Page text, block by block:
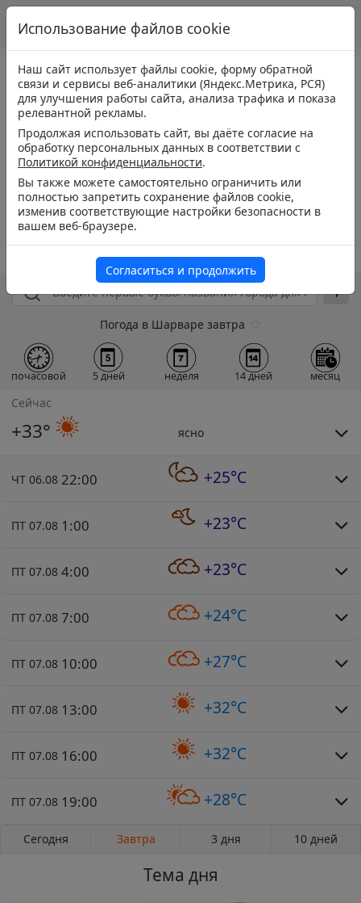
Погода в Шарваре завтра
почасовой 5 дней неделя 14 дней месяц
Сейчас
+33° ясно
ЧТ 06.08 22:00 +25°C
ПТ 07.08 1:00 +23°C
ПТ 07.08 4:00 +23°C
ПТ 07.08 7:00 +24°C
ПТ 07.08 10:00 +27°C
ПТ 07.08 13:00 +32°C
ПТ 07.08 16:00 +32°C
ПТ 07.08 19:00 +28°C
Сегодня Завтра 3 дня 10 дней
Тема дня
Использование файлов cookie
Наш сайт использует файлы cookie, форму обратной
связи и сервисы веб-аналитики (Яндекс.Метрика, РСЯ)
для улучшения работы сайта, анализа трафика и показа
релевантной рекламы.
Продолжая использовать сайт, вы даёте согласие на
обработку персональных данных в соответствии с
Политикой конфиденциальности.
Вы также можете самостоятельно ограничить или
полностью запретить сохранение файлов cookie,
изменив соответствующие настройки безопасности в
вашем веб-браузере.
Согласиться и продолжить